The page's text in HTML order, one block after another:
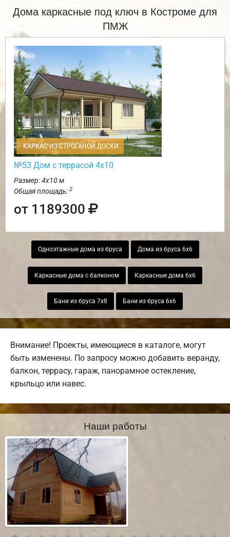
Дома каркасные под ключ в Костроме для
ПМЖ
КАРКАС ИЗ СТРОГАНОЙ ДОСКИ
№53 Дом с террасой 4х10
Размер: 4х10 м
Общая площадь: 2
от 1189300
Одноэтажные дома из бруса Дома из бруса 6х6
Каркасные дома с балконом Каркасные дома 6х6
Бани из бруса 7х8 Бани из бруса 6х6
Внимание! Проекты, имеющиеся в каталоге, могут
быть изменены. По запросу можно добавить веранду,
балкон, террасу, гараж, панорамное остекление,
крыльцо или навес.
Наши работы